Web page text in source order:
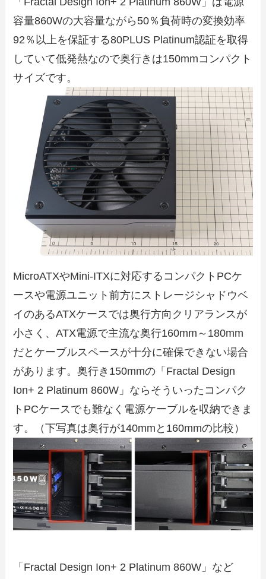
容量860Wの大容量ながら50％負荷時の変換効率
92％以上を保証する80PLUS Platinum認証を取得
していて低発熱なので奥行きは150mmコンパクト
サイズです。
MicroATXやMini-ITXに対応するコンパクトPCケ
ースや電源ユニット前方にストレージシャドウベ
イのあるATXケースでは奥行方向クリアランスが
小さく、ATX電源で主流な奥行160mm～180mm
だとケーブルスペースが十分に確保できない場合
があります。奥行き150mmの「Fractal Design
Ion+ 2 Platinum 860W」ならそういったコンパク
トPCケースでも難なく電源ケーブルを収納できま
す。（下写真は奥行が140mmと160mmの比較）
「Fractal Design Ion+ 2 Platinum 860W」など